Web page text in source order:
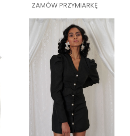
ZAMÓW PRZYMIARKĘ